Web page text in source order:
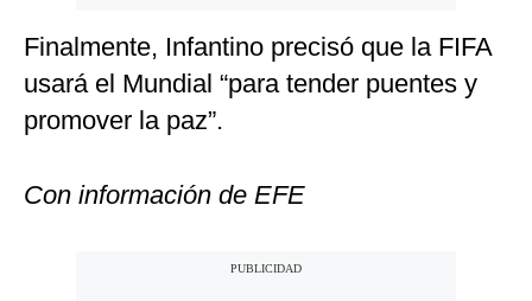
Finalmente, Infantino precisó que la FIFA
usará el Mundial “para tender puentes y
promover la paz”.
Con información de EFE